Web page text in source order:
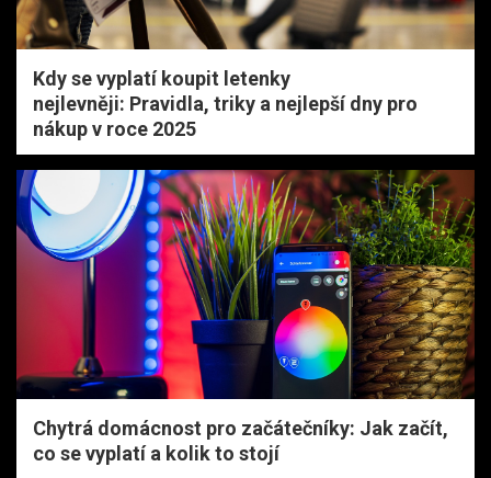
Kdy se vyplatí koupit letenky
nejlevněji: Pravidla, triky a nejlepší dny pro
nákup v roce 2025
Chytrá domácnost pro začátečníky: Jak začít,
co se vyplatí a kolik to stojí